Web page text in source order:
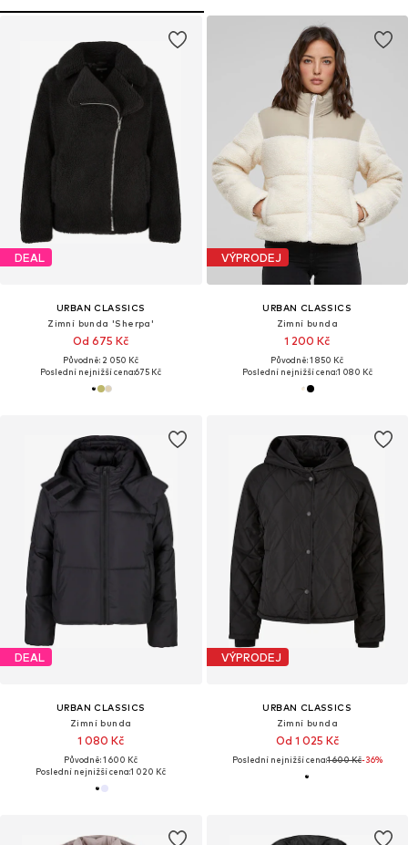
DEAL
URBAN CLASSICS
Zimní bunda 'Sherpa'
Od 675 Kč
Původně: 2 050 Kč
Poslední nejnižší cena:675 Kč
VÝPRODEJ
URBAN CLASSICS
Zimní bunda
1 200 Kč
Původně: 1 850 Kč
Poslední nejnižší cena:1 080 Kč
DEAL
URBAN CLASSICS
Zimní bunda
1 080 Kč
Původně: 1 600 Kč
Poslední nejnižší cena:1 020 Kč
VÝPRODEJ
URBAN CLASSICS
Zimní bunda
Od 1 025 Kč
Poslední nejnižší cena:1 600 Kč-36%